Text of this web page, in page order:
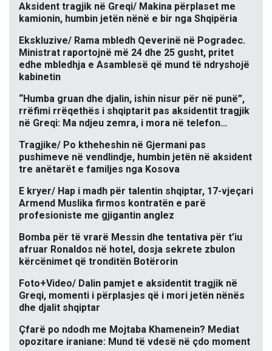
Aksident tragjik në Greqi/ Makina përplaset me
kamionin, humbin jetën nënë e bir nga Shqipëria
Ekskluzive/ Rama mbledh Qeverinë në Pogradec.
Ministrat raportojnë më 24 dhe 25 gusht, pritet
edhe mbledhja e Asamblesë që mund të ndryshojë
kabinetin
“Humba gruan dhe djalin, ishin nisur për në punë”,
rrëfimi rrëqethës i shqiptarit pas aksidentit tragjik
në Greqi: Ma ndjeu zemra, i mora në telefon…
Tragjike/ Po ktheheshin në Gjermani pas
pushimeve në vendlindje, humbin jetën në aksident
tre anëtarët e familjes nga Kosova
E kryer/ Hap i madh për talentin shqiptar, 17-vjeçari
Armend Muslika firmos kontratën e parë
profesioniste me gjigantin anglez
Bomba për të vrarë Messin dhe tentativa për t’iu
afruar Ronaldos në hotel, dosja sekrete zbulon
kërcënimet që tronditën Botërorin
Foto+Video/ Dalin pamjet e aksidentit tragjik në
Greqi, momenti i përplasjes që i mori jetën nënës
dhe djalit shqiptar
Çfarë po ndodh me Mojtaba Khamenein? Mediat
opozitare iraniane: Mund të vdesë në çdo moment